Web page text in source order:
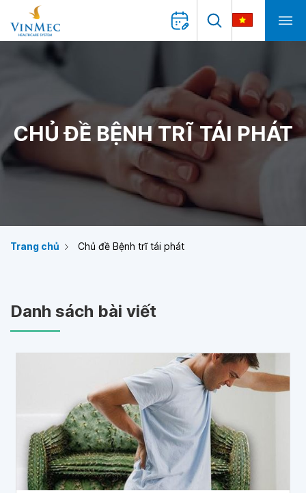
CHỦ ĐỀ BỆNH TRĨ TÁI PHÁT
Trang chủ Chủ đề Bệnh trĩ tái phát
Danh sách bài viết